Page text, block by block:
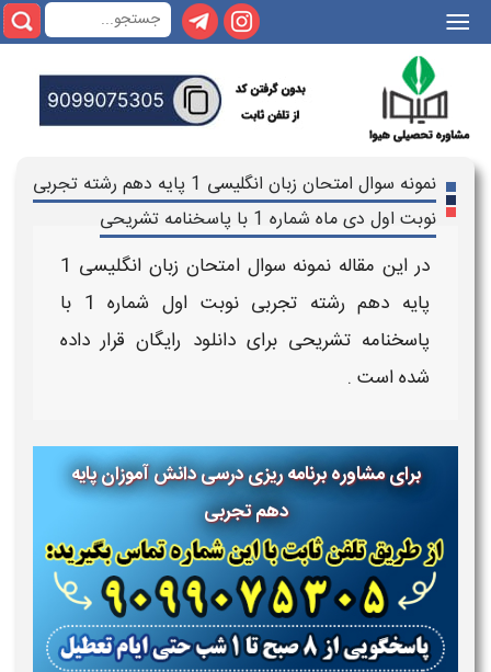
|||
نمونه سوال امتحان زبان انگلیسی 1 پایه دهم رشته تجربی
نوبت اول دی ماه شماره 1 با پاسخنامه تشریحی
در این مقاله نمونه سوال امتحان زبان انگلیسی 1
پایه دهم رشته تجربی نوبت اول
شماره 1 با
پاسخنامه تشریحی برایدانلود رایگانقرار داده
شده است .
برای مشاوره برنامه ریزی درسی دانش آموزان پایه
دهم تجربی